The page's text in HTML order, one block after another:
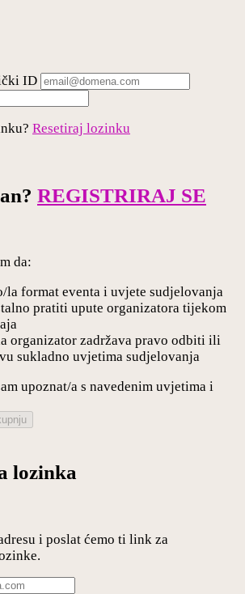
ID
Resetiraj lozinku
REGISTRIRAJ SE
da:
la format eventa i uvjete sudjelovanja
pratiti upute organizatora tijekom
organizator zadržava pravo odbiti ili
sukladno uvjetima sudjelovanja
upoznat/a s navedenim uvjetima i
lozinka
i poslat ćemo ti link za